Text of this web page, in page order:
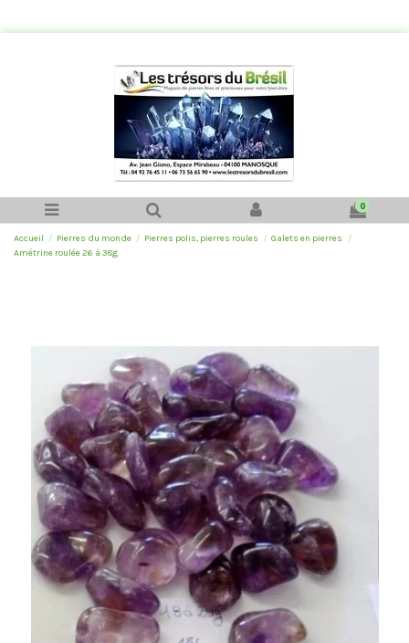
0
Accueil Pierres du monde Pierres polis, pierres roules
Galets en pierres
Amétrine roulée 26 à 38g